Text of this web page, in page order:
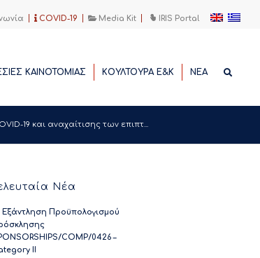
COVID-19 Media Kit IRIS Portal
ΚΑΙΝΟΤΟΜΙΑΣ ΚΟΥΛΤΟΥΡΑ Ε&Κ ΝΕΑ
19 και αναχαίτισης των επιπτ...
Νέα
Εξάντληση Προϋπολογισμού
COMP/0426 –
II